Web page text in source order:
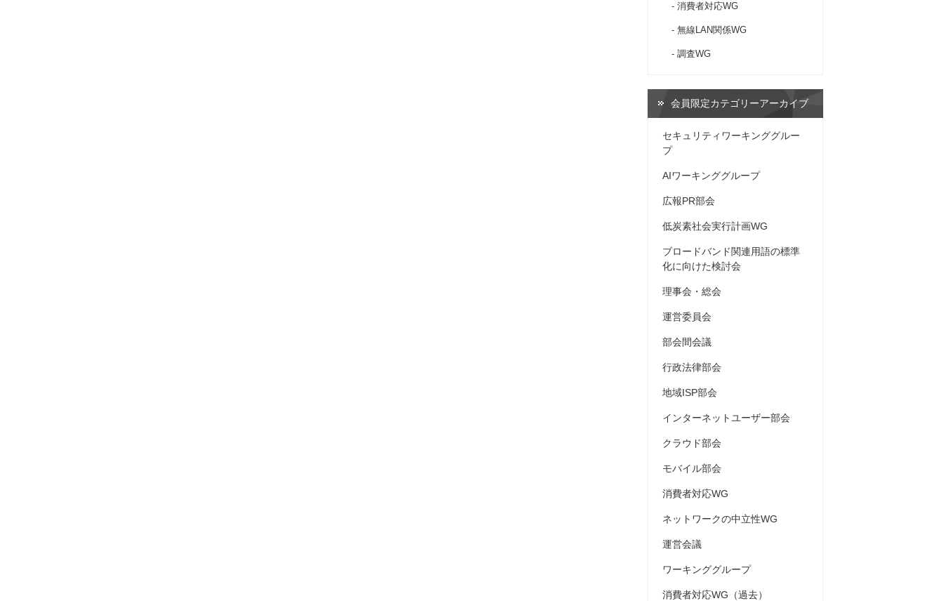
消費者対応WG
無線LAN関係WG
調査WG
会員限定カテゴリーアーカイブ
セキュリティワーキンググルー
プ
AIワーキンググループ
広報PR部会
低炭素社会実行計画WG
ブロードバンド関連用語の標準
化に向けた検討会
理事会・総会
運営委員会
部会間会議
行政法律部会
地域ISP部会
インターネットユーザー部会
クラウド部会
モバイル部会
消費者対応WG
ネットワークの中立性WG
運営会議
ワーキンググループ
消費者対応WG（過去）